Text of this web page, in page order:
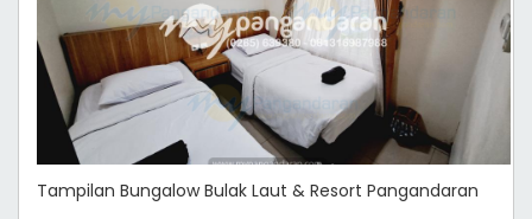
Tampilan Bungalow Bulak Laut & Resort Pangandaran